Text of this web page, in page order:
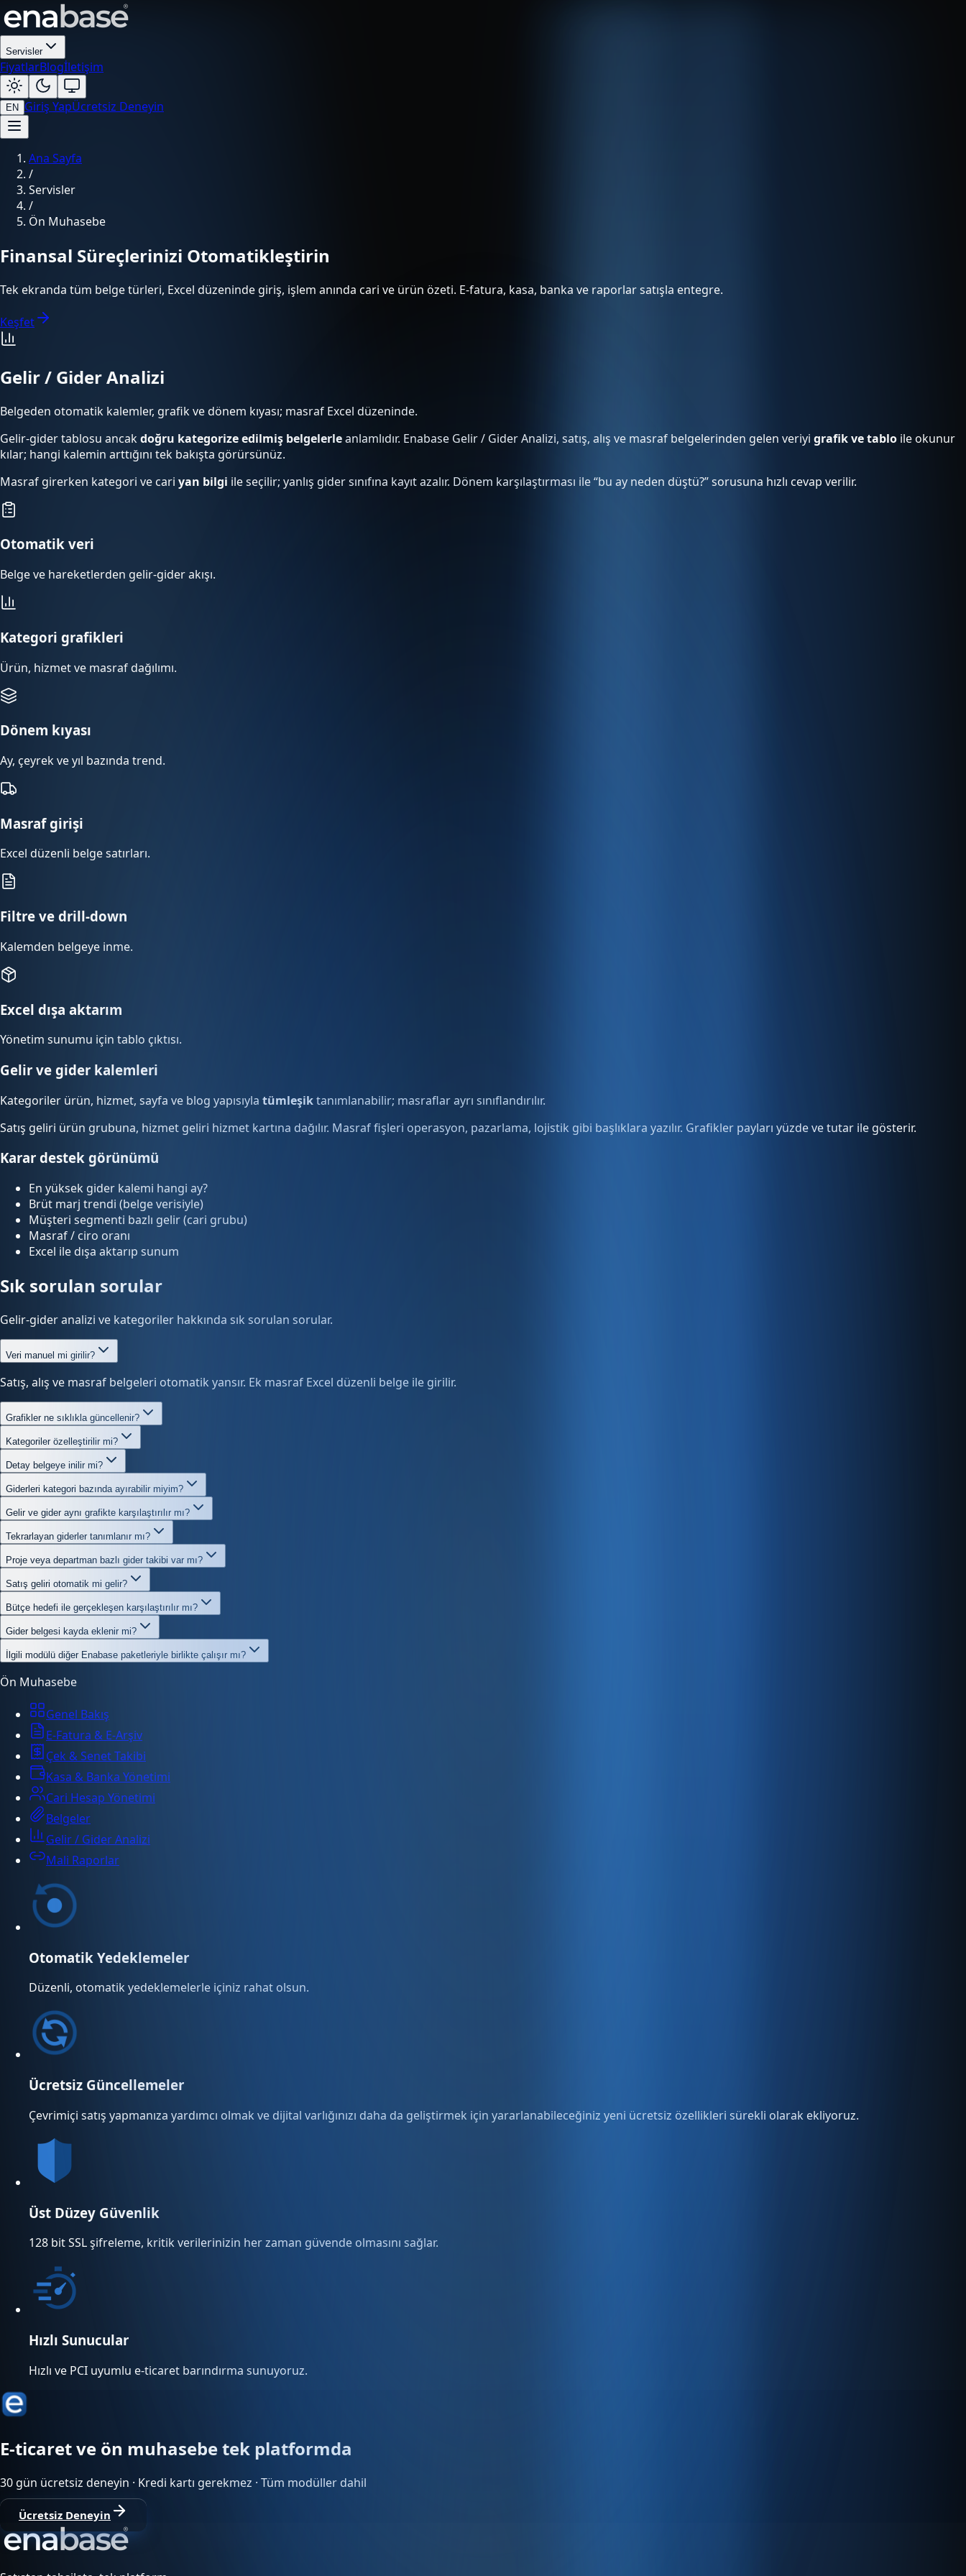
Servisler
FiyatlarBlogİletişim
EN Giriş YapÜcretsiz Deneyin
Ana Sayfa
/
Servisler
/
Ön Muhasebe
Finansal Süreçlerinizi Otomatikleştirin
Tek ekranda tüm belge türleri, Excel düzeninde giriş, işlem anında cari ve ürün özeti. E-fatura, kasa, banka ve raporlar satışla entegre.
Keşfet
Gelir / Gider Analizi
Belgeden otomatik kalemler, grafik ve dönem kıyası; masraf Excel düzeninde.
Gelir-gider tablosu ancakdoğru kategorize edilmiş belgelerleanlamlıdır. Enabase Gelir / Gider Analizi, satış, alış ve masraf belgelerinden gelen veriyi grafik ve tablo ile okunur
kılar; hangi kalemin arttığını tek bakışta görürsünüz.
Masraf girerken kategori ve cari yan bilgi ile seçilir; yanlış gider sınıfına kayıt azalır. Dönem karşılaştırması ile “bu ay neden düştü?” sorusuna hızlı cevap verilir.
Otomatik veri
Belge ve hareketlerden gelir-gider akışı.
Kategori grafikleri
Ürün, hizmet ve masraf dağılımı.
Dönem kıyası
Ay, çeyrek ve yıl bazında trend.
Masraf girişi
Excel düzenli belge satırları.
Filtre ve drill-down
Kalemden belgeye inme.
Excel dışa aktarım
Yönetim sunumu için tablo çıktısı.
Gelir ve gider kalemleri
Kategoriler ürün, hizmet, sayfa ve blog yapısıyla tümleşiktanımlanabilir; masraflar ayrı sınıflandırılır.
Satış geliri ürün grubuna, hizmet geliri hizmet kartına dağılır. Masraf fişleri operasyon, pazarlama, lojistik gibi başlıklara yazılır. Grafikler payları yüzde ve tutar ile gösterir.
Karar destek görünümü
En yüksek gider kalemi hangi ay?
Brüt marj trendi (belge verisiyle)
Müşteri segmenti bazlı gelir (cari grubu)
Masraf / ciro oranı
Excel ile dışa aktarıp sunum
Sık sorulan sorular
Gelir-gider analizi ve kategoriler hakkında sık sorulan sorular.
Veri manuel mi girilir?
Satış, alış ve masraf belgeleri otomatik yansır. Ek masraf Excel düzenli belge ile girilir.
Grafikler ne sıklıkla güncellenir?
Kategoriler özelleştirilir mi?
Detay belgeye inilir mi?
Giderleri kategori bazında ayırabilir miyim?
Gelir ve gider aynı grafikte karşılaştırılır mı?
Tekrarlayan giderler tanımlanır mı?
Proje veya departman bazlı gider takibi var mı?
Satış geliri otomatik mi gelir?
Bütçe hedefi ile gerçekleşen karşılaştırılır mı?
Gider belgesi kayda eklenir mi?
İlgili modülü diğer Enabase paketleriyle birlikte çalışır mı?
Ön Muhasebe
Genel Bakış
E-Fatura & E-Arşiv
Çek & Senet Takibi
Kasa & Banka Yönetimi
Cari Hesap Yönetimi
Belgeler
Gelir / Gider Analizi
Mali Raporlar
Otomatik Yedeklemeler
Düzenli, otomatik yedeklemelerle içiniz rahat olsun.
Ücretsiz Güncellemeler
Çevrimiçi satış yapmanıza yardımcı olmak ve dijital varlığınızı daha da geliştirmek için yararlanabileceğiniz yeni ücretsiz özellikleri sürekli olarak ekliyoruz.
Üst Düzey Güvenlik
128 bit SSL şifreleme, kritik verilerinizin her zaman güvende olmasını sağlar.
Hızlı Sunucular
Hızlı ve PCI uyumlu e-ticaret barındırma sunuyoruz.
E-ticaret ve ön muhasebe tek platformda
30 gün ücretsiz deneyin · Kredi kartı gerekmez · Tüm modüller dahil
Ücretsiz Deneyin